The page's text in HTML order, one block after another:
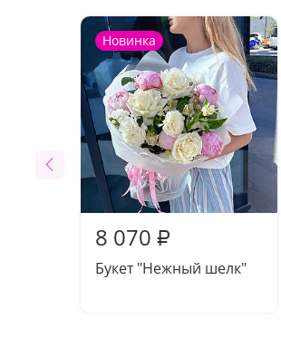
Новинка
8 070 ₽
Букет "Нежный шелк"